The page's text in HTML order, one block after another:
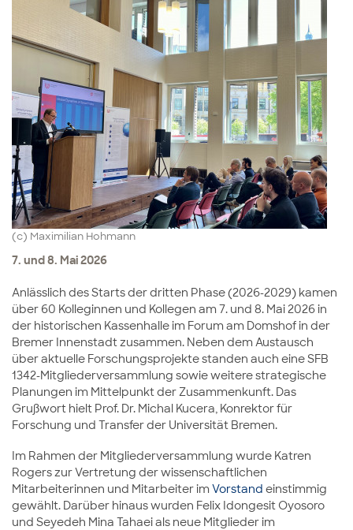
(c) Maximilian Hohmann
7. und 8. Mai 2026
Anlässlich des Starts der dritten Phase (2026-2029) kamen
über 60 Kolleginnen und Kollegen am 7. und 8. Mai 2026 in
der historischen Kassenhalle im Forum am Domshof in der
Bremer Innenstadt zusammen. Neben dem Austausch
über aktuelle Forschungsprojekte standen auch eine SFB
1342-Mitgliederversammlung sowie weitere strategische
Planungen im Mittelpunkt der Zusammenkunft. Das
Grußwort hielt Prof. Dr. Michal Kucera, Konrektor für
Forschung und Transfer der Universität Bremen.
Im Rahmen der Mitgliederversammlung wurde Katren
Rogers zur Vertretung der wissenschaftlichen
Mitarbeiterinnen und Mitarbeiter im Vorstand einstimmig
gewählt. Darüber hinaus wurden Felix Idongesit Oyosoro
und Seyedeh Mina Tahaei als neue Mitglieder im